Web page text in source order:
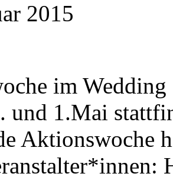
2015
im
und 1.Mai
Aktionswoche